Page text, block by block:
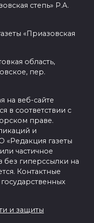
степь» Р.А.
«Приазовская
область,
пер.
на веб-сайте
в соответствии с
праве.
и
«Редакция газеты
частичное
без гиперссылки на
Контактные
и защиты